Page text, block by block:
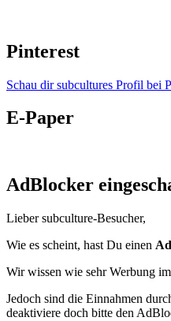
Pinterest
Schau dir subcultures Profil bei
E-Paper
AdBlocker
Lieber subculture-Besucher,
Wie es scheint, hast Du einen
Wir wissen wie sehr Werbung
Jedoch sind die Einnahmen
deaktiviere doch bitte den